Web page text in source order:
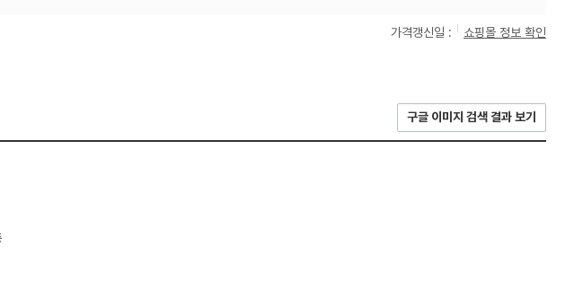
가격갱신일 : 쇼핑몰 정보 확인
구글 이미지 검색 결과 보기